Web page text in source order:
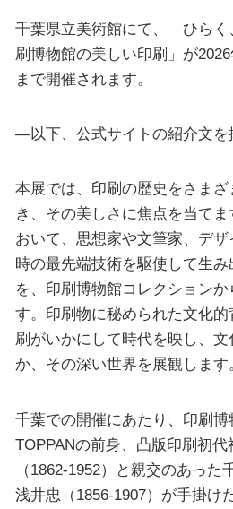
千葉県立美術館にて、「ひら
刷博物館の美しい印刷」が
まで開催されます。
—以下、公式サイトの紹介文
本展では、印刷の歴史をさまざ
き、その美しさに焦点を当て
おいて、思想家や文筆家、デ
時の最先端技術を駆使して生
を、印刷博物館コレクション
す。印刷物に秘められた文化
刷がいかにして時代を映し、
か、その深い世界を展観します
千葉での開催にあたり、印刷博
TOPPANの前身、凸版印刷初
（1862-1952）と親交のあった
浅井忠（1856-1907）が手掛